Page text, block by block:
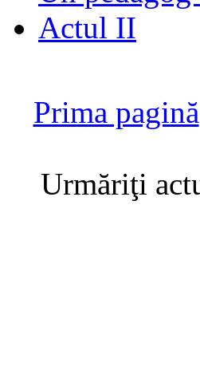
Actul II
Prima pagină
Urmăriţi